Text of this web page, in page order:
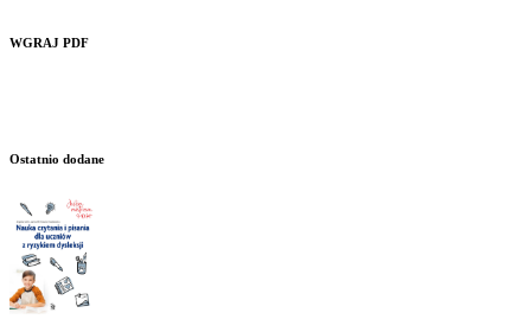
WGRAJ PDF
Ostatnio dodane